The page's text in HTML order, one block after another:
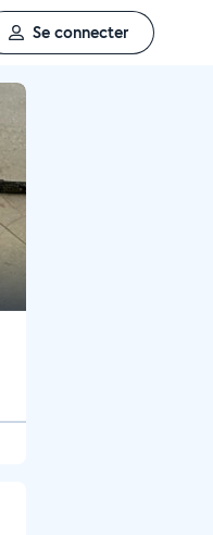
Se connecter